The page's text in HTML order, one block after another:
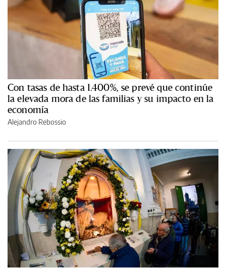
Con tasas de hasta 1.400%, se prevé que continúe
la elevada mora de las familias y su impacto en la
economía
Alejandro Rebossio